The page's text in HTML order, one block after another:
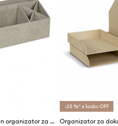
Bigso Box of Sweden organizator za pisalno mizo Elisa
-25 %* s kodo: OFF